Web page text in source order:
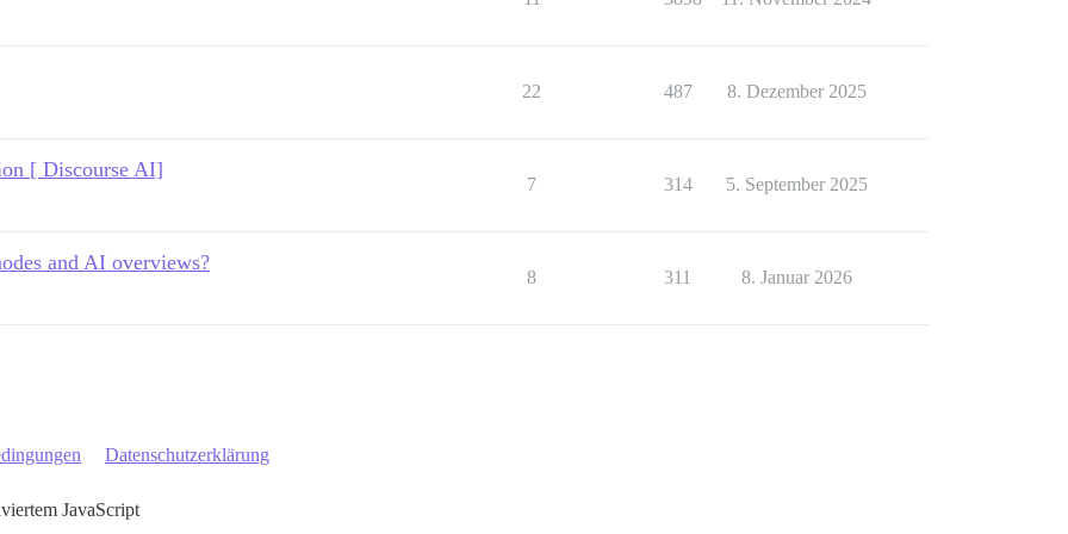
22 487 8. Dezember 2025
[ Discourse AI]
7 314 5. September 2025
and AI overviews?
8 311 8. Januar 2026
Datenschutzerklärung
JavaScript